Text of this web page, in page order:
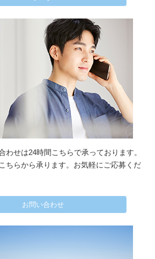
わせは24時間こちらで承っております。
ちらから承ります。お気軽にご応募くだ
お問い合わせ